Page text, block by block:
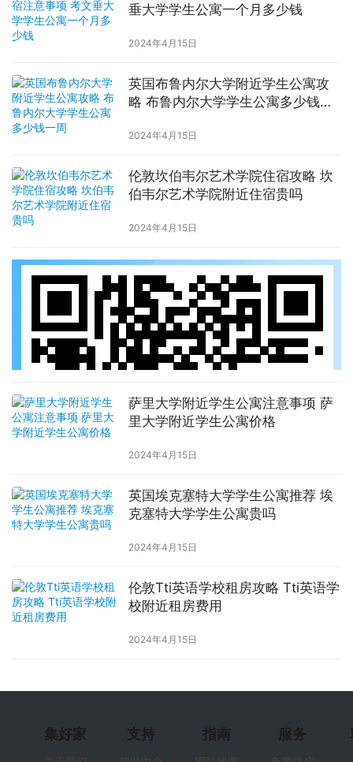
垂大学学生公寓一个月多少钱
2024年4月15日
英国布鲁内尔大学附近学生公寓攻
略 布鲁内尔大学学生公寓多少钱一
2024年4月15日
伦敦坎伯韦尔艺术学院住宿攻略 坎
伯韦尔艺术学院附近住宿贵吗
2024年4月15日
萨里大学附近学生公寓注意事项 萨
里大学附近学生公寓价格
2024年4月15日
英国埃克塞特大学学生公寓推荐 埃
克塞特大学学生公寓贵吗
2024年4月15日
伦敦Tti英语学校租房攻略 Tti英语学
校附近租房费用
2024年4月15日
集好家 支持 指南 服务